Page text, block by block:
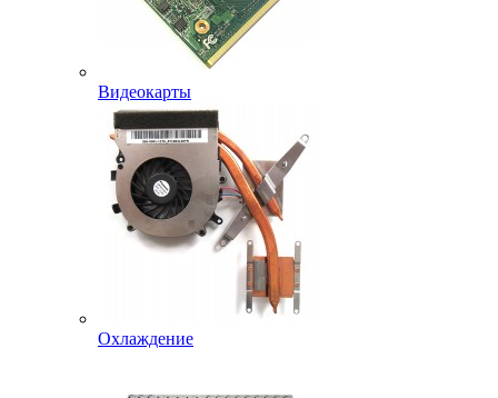
Видеокарты
Охлаждение